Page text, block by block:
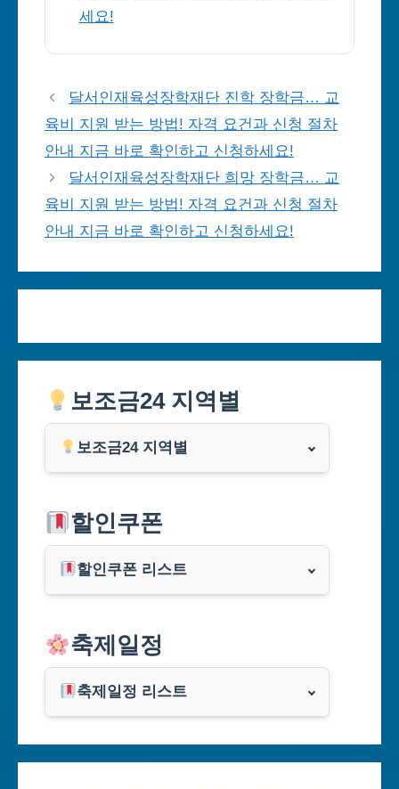
세요!
달서인재육성장학재단 진학 장학금… 교
육비 지원 받는 방법! 자격 요건과 신청 절차
안내 지금 바로 확인하고 신청하세요!
달서인재육성장학재단 희망 장학금… 교
육비 지원 받는 방법! 자격 요건과 신청 절차
안내 지금 바로 확인하고 신청하세요!
보조금24 지역별
보조금24 지역별
부산광역시
대구광역시
인천광역시
광주광역시
대전광역시
할인쿠폰
할인쿠폰 리스트
쿠팡
클룩
축제일정
축제일정 리스트